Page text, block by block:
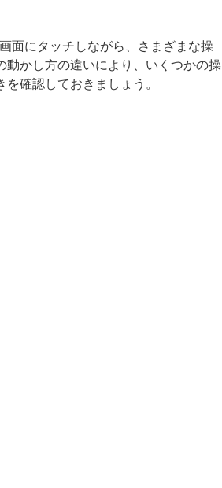
面にタッチしながら、さまざまな操
かし方の違いにより、いくつかの操
確認しておきましょう。